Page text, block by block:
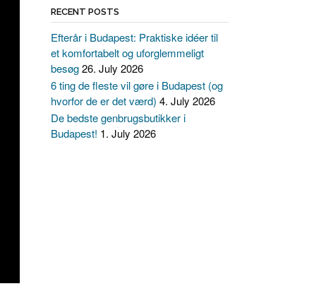
RECENT POSTS
Efterår i Budapest: Praktiske idéer til
et komfortabelt og uforglemmeligt
besøg26. July 2026
6 ting de fleste vil gøre i Budapest (og
hvorfor de er det værd) 4. July 2026
De bedste genbrugsbutikker i
Budapest! 1. July 2026